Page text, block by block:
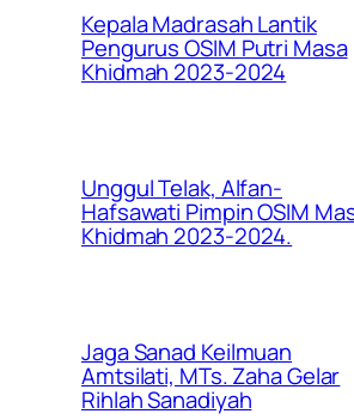
Kepala Madrasah Lantik
Pengurus OSIM Putri Masa
Khidmah 2023-2024
Unggul Telak, Alfan-
Hafsawati Pimpin OSIM
Khidmah 2023-2024.
Jaga Sanad Keilmuan
Amtsilati, MTs. Zaha Gelar
Rihlah Sanadiyah